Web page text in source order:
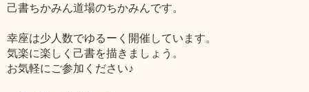
己書ちかみん道場のちかみんです。
幸座は少人数でゆるーく開催しています。
気楽に楽しく己書を描きましょう。
お気軽にご参加ください♪